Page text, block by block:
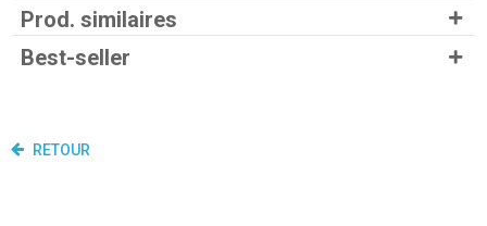
Prod. similaires
Best-seller
RETOUR